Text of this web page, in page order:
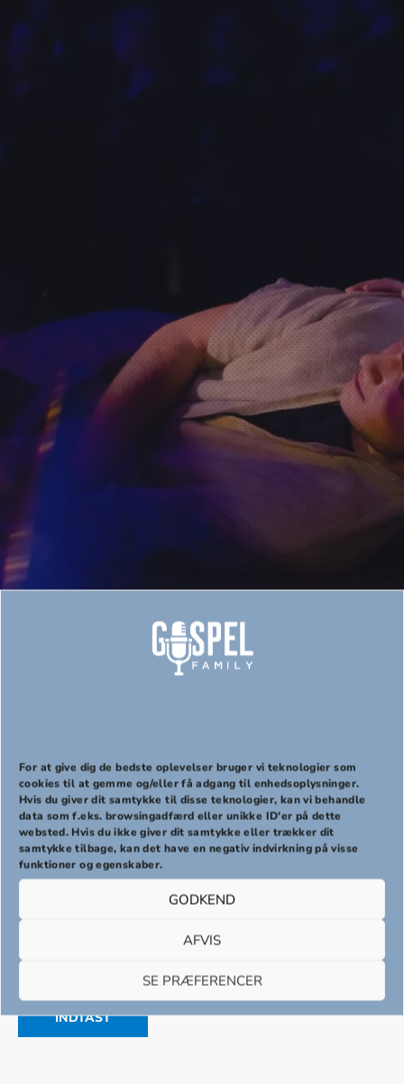
For at give dig de bedste oplevelser bruger vi teknologier som
cookies til at gemme og/eller få adgang til enhedsoplysninger.
Hvis du giver dit samtykke til disse teknologier, kan vi behandle
data som f.eks. browsingadfærd eller unikke ID'er på dette
websted. Hvis du ikke giver dit samtykke eller trækker dit
samtykke tilbage, kan det have en negativ indvirkning på visse
funktioner og egenskaber.
GODKEND
AFVIS
SE PRÆFERENCER
Beskyttet: HÅBET ER
Dette indhold er beskyttet med en adgangskode. For at
se det skal du indtaste adgangskoden nedenfor.
Adgangskode:
PREVIOUS